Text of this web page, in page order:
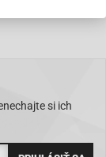
si ich